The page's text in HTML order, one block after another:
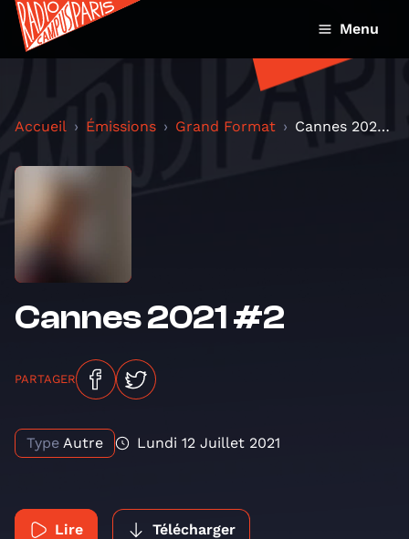
Menu
Accueil Émissions Grand Format Cannes 2021 #2
Cannes 2021 #2
PARTAGER
Type Autre Lundi 12 Juillet 2021
Lire Télécharger